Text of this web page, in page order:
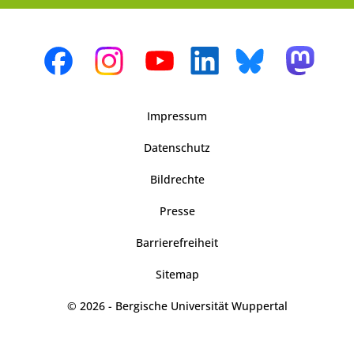
Impressum
Datenschutz
Bildrechte
Presse
Barrierefreiheit
Sitemap
© 2026 - Bergische Universität Wuppertal